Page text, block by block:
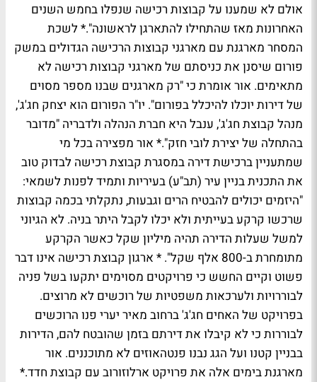
אולם לא שמענו על קבוצות רכישה שנפלו בחמש השנים
האחרונות מאז שהתחילו להתארגן לראשונה".* לשכת
המסחר מארגנת עם מארגני קבוצות הרכישה הגדולים במשק
פורום שיסנן את כניסתם של מארגני קבוצות רכישה לא
מתאימים. אור אומרת כי "רק מארגנים שבנו מספר מסוים
של דירות יוכלו להיכלל בפורום". יו"ר הפורום הוא יצחק חג'ג',
מנהל קבוצת חג'ג', ענבל היא חברת הנהלה ולדבריה "מדובר
בהתחלה של יצירת לובי חזק".* אור מפצירה בכל מי
שמתעניין ברכישת דירה במסגרת קבוצת רכישה לבדוק טוב
את התכנית בניין עיר (תב"ע) בעיריות ותמיד לפנות לשמאי:
"היזמים יכולים להבטיח הרים וגבעות, נתקלתי בכמה קבוצות
שרכשו קרקע בעייתית ולא יכלו לקבל היתר בניה. לא הגיוני
למשל שעלות הדירה תהיה מיליון שקל כאשר הקרקע
מתומחרת ב-800 אלף שקל". * ארגון קבוצת רכישה אינו דבר
פשוט וקיים החשש כי פרויקטים מסוימים יתקעו בשל פניה
לבוררויות ולערכאות משפטיות של רוכשים לא מרוצים.
בפרויקט של האחים חג'ג' ברחוב מאיר יערי פנו הרוכשים
לבוררות כי לא קיבלו את דירתם בזמן שהובטח להם, הדירות
בבניין קטנו ועל הגג נבנו פנטהאוזים לא מתוכננים. אור
מארגנת בימים אלה את פרויקט ארלוזורוב עם קבוצת חדד.*